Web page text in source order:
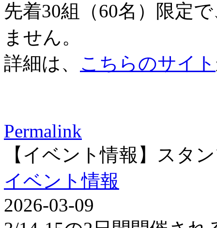
先着30組（60名）限定
ません。
詳細は、 こちらのサイト
Permalink
【イベント情報】スタ
イベント情報
2026-03-09